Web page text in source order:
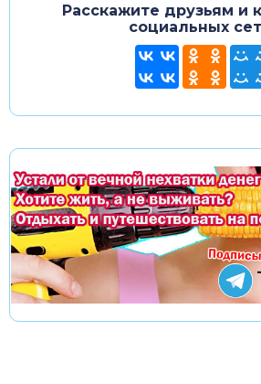
Расскажите друзьям и
социальных